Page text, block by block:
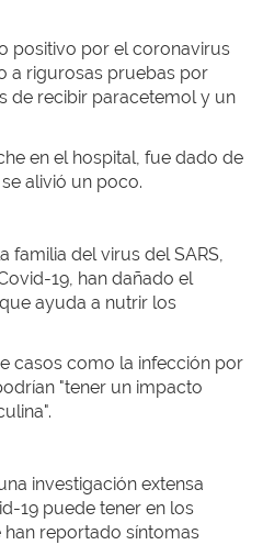
positivo por el coronavirus
a rigurosas pruebas por
de recibir paracetemol y un
en el hospital, fue dado de
alivió un poco.
familia del virus del SARS,
19, han dañado el
ayuda a nutrir los
casos como la infección por
"tener un impacto
investigación extensa
19 puede tener en los
reportado síntomas